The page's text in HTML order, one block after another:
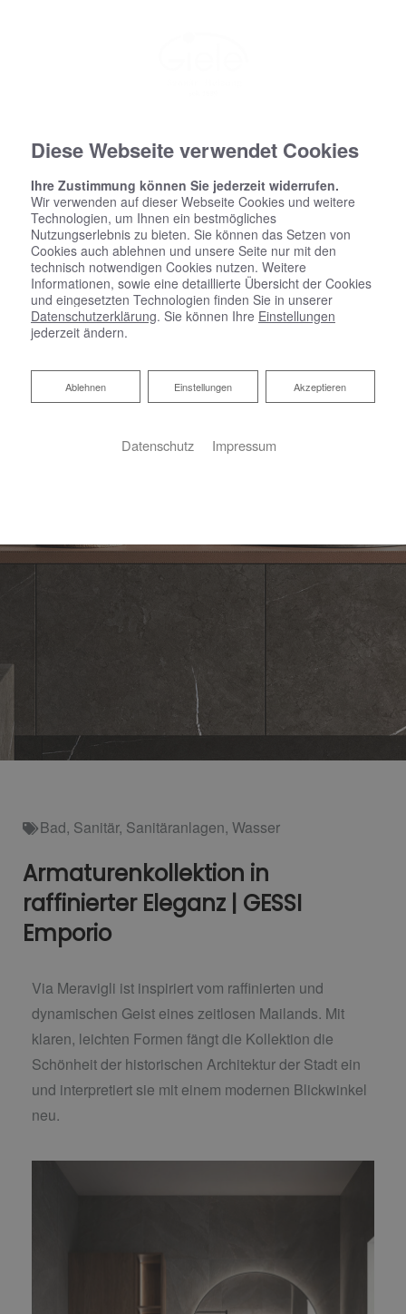
Bad, Sanitär, Sanitäranlagen, Wasser
Armaturenkollektion in
raffinierter Eleganz | GESSI
Emporio
Via Meravigli ist inspiriert vom raffinierten und
dynamischen Geist eines zeitlosen Mailands. Mit
klaren, leichten Formen fängt die Kollektion die
Schönheit der historischen Architektur der Stadt ein
und interpretiert sie mit einem modernen Blickwinkel
neu.
Diese Webseite verwendet Cookies
Ihre Zustimmung können Sie jederzeit widerrufen.
Wir verwenden auf dieser Webseite Cookies und weitere
Technologien, um Ihnen ein bestmögliches
Nutzungserlebnis zu bieten. Sie können das Setzen von
Cookies auch ablehnen und unsere Seite nur mit den
technisch notwendigen Cookies nutzen. Weitere
Informationen, sowie eine detaillierte Übersicht der Cookies
und eingesetzten Technologien finden Sie in unserer
Datenschutzerklärung. Sie können Ihre Einstellungen
jederzeit ändern.
Akzeptieren
Einstellungen
Ablehnen
Ablehnen
Datenschutz Impressum